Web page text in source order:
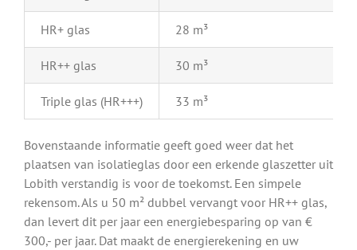
HR+ glas 28 m³
HR++ glas 30 m³
Triple glas (HR+++) 33 m³
Bovenstaande informatie geeft goed weer dat het
plaatsen van isolatieglas door een erkende glaszetter uit
Lobith verstandig is voor de toekomst. Een simpele
rekensom. Als u 50 m² dubbel vervangt voor HR++ glas,
dan levert dit per jaar een energiebesparing op van €
300,- per jaar. Dat maakt de energierekening en uw